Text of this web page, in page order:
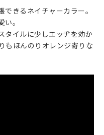
きるネイチャーカラー。
。
タイルに少しエッヂを効か
もほんのりオレンジ寄りな